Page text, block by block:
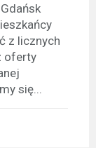
z licznych
oferty
się...